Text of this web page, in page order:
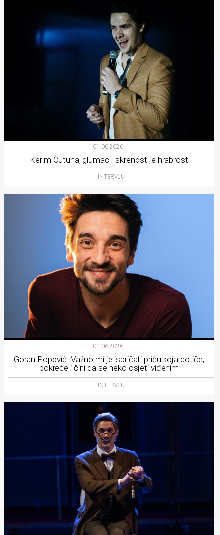
01.06.2026.
Kerim Čutuna, glumac: Iskrenost je hrabrost
INTERVJU
01.06.2026.
Goran Popović: Važno mi je ispričati priču koja dotiče,
pokreće i čini da se neko osjeti viđenim
INTERVJU